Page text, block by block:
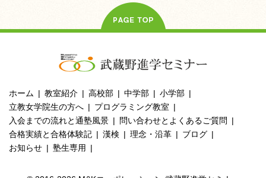
ホーム 教室紹介 高校部 中学部
小学部
立教女学院生の方へ
プログラミング教室
入会までの流れと通塾風景
問い合わせとよくあるご質問
合格実績と合格体験記
漢検 理念・沿革
ブログ
お知らせ
塾生専用